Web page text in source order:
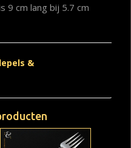
9 cm lang bij 5.7 cm
&